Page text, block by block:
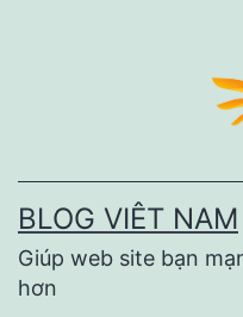
BLOG VIÊT NAM
Giúp web site bạn
hơn